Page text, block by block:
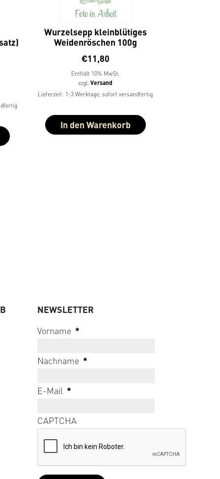
Wurzelsepp kleinblütiges
Weidenröschen 100g
€11,80
Enthält 10% MwSt.
zzgl.Versand
Lieferzeit: 1-3 Werktage, sofort versandfertig
In den Warenkorb
NEWSLETTER
Vorname *
Nachname *
E-Mail *
CAPTCHA